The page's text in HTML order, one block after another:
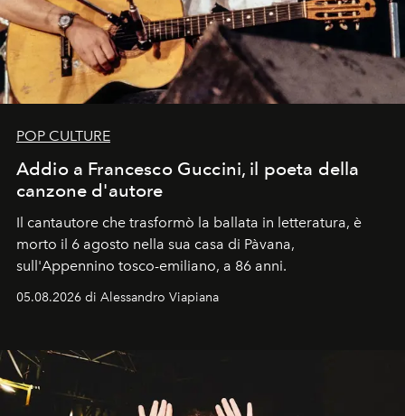
POP CULTURE
Addio a Francesco Guccini, il poeta della
canzone d'autore
Il cantautore che trasformò la ballata in letteratura, è
morto il 6 agosto nella sua casa di Pàvana,
sull'Appennino tosco-emiliano, a 86 anni.
05.08.2026 di Alessandro Viapiana